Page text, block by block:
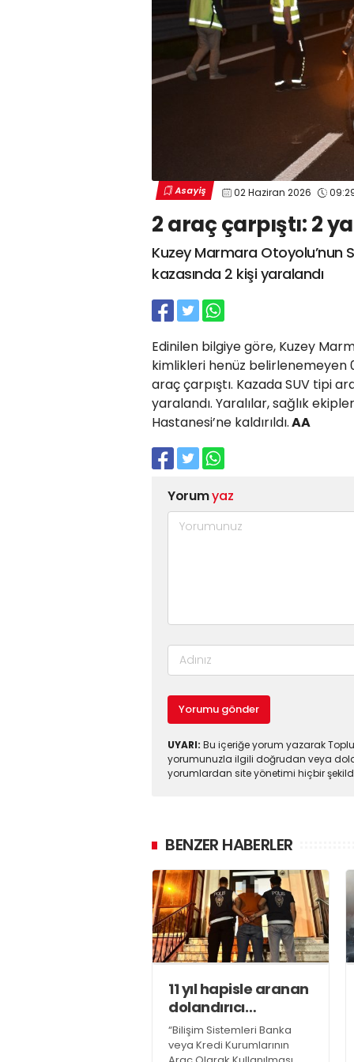
Asayiş 02 Haziran 2026
2 araç çarpıştı: 2
Kuzey Marmara Otoyolu’nun
kazasında 2 kişi yaralandı
Edinilen bilgiye göre, Kuzey
kimlikleri henüz belirlenemeyen
araç çarpıştı. Kazada SUV tipi
yaralandı. Yaralılar, sağlık
Hastanesi’ne kaldırıldı.AA
Yorumyaz
Yorumu gönder
UYARI: Bu içeriğe yorum yazarak
yorumunuzla ilgili doğrudan veya
yorumlardan site yönetimi hiçbir
BENZER HABERLER
11 yıl hapisle aranan
dolandırıcı
yakalandı
“Bilişim Sistemleri Banka
veya Kredi Kurumlarının